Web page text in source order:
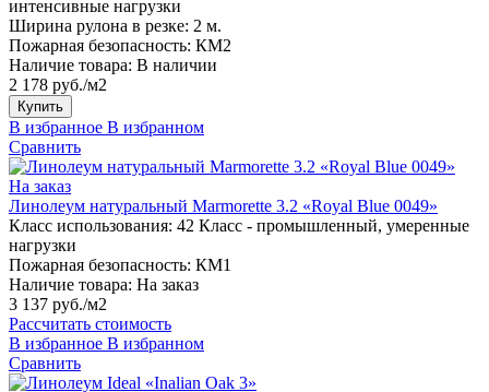
интенсивные нагрузки
Ширина рулона в резке: 2 м.
Пожарная безопасность: КМ2
Наличие товара: В наличии
2 178 руб./м2
Купить
В избранное В избранном
Сравнить
На заказ
Линолеум натуральный Marmorette 3.2 «Royal Blue 0049»
Класс использования: 42 Класс - промышленный, умеренные
нагрузки
Пожарная безопасность: КМ1
Наличие товара: На заказ
3 137 руб./м2
Рассчитать стоимость
В избранное В избранном
Сравнить